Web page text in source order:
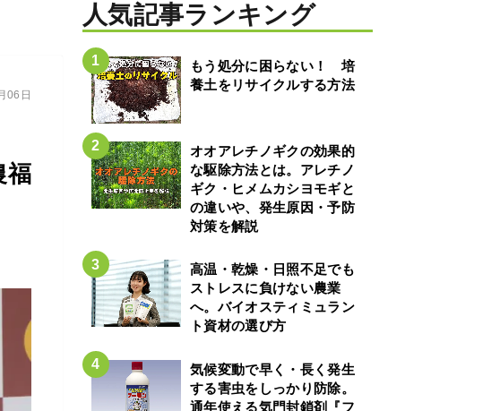
福
06日
人気記事ランキング
もう処分に困らない！ 培
養土をリサイクルする方法
オオアレチノギクの効果的
な駆除方法とは。アレチノ
ギク・ヒメムカシヨモギと
の違いや、発生原因・予防
対策を解説
高温・乾燥・日照不足でも
ストレスに負けない農業
へ。バイオスティミュラン
ト資材の選び方
気候変動で早く・長く発生
する害虫をしっかり防除。
通年使える気門封鎖剤『フ